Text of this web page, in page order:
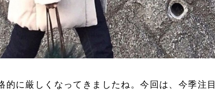
的に厳しくなってきましたね。今回は、今季注目